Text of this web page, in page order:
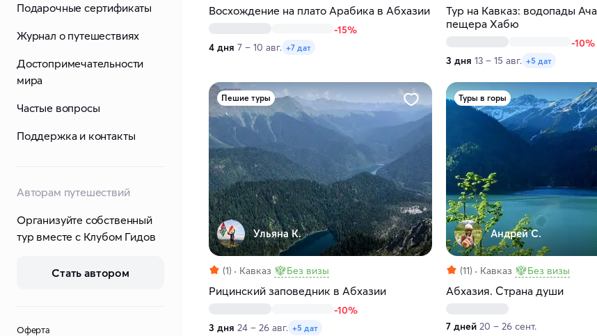
Подарочные сертификаты
Журнал о путешествиях
Достопримечательности
мира
Частые вопросы
Поддержка и контакты
Авторам путешествий
Организуйте собственный
тур вместе с Клубом Гидов
Стать автором
Оферта
Восхождение на плато Арабика в Абхазии
-15%
4 дня 7 – 10 авг. +7 дат
Тур на Кавказ: водопады
пещера Хабю
-10%
3 дня 13 – 15 авг. +5 дат
Пешие туры
Ульяна К.
(1) Кавказ Без визы
Рицинский заповедник в Абхазии
-10%
3 дня 24 – 26 авг. +5 дат
Туры в горы
Андрей С.
(11) Кавказ Без визы
Абхазия. Страна души
7 дней 20 – 26 сент.